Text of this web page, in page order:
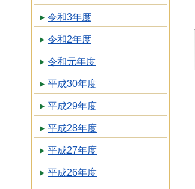
令和3年度
令和2年度
令和元年度
平成30年度
平成29年度
平成28年度
平成27年度
平成26年度